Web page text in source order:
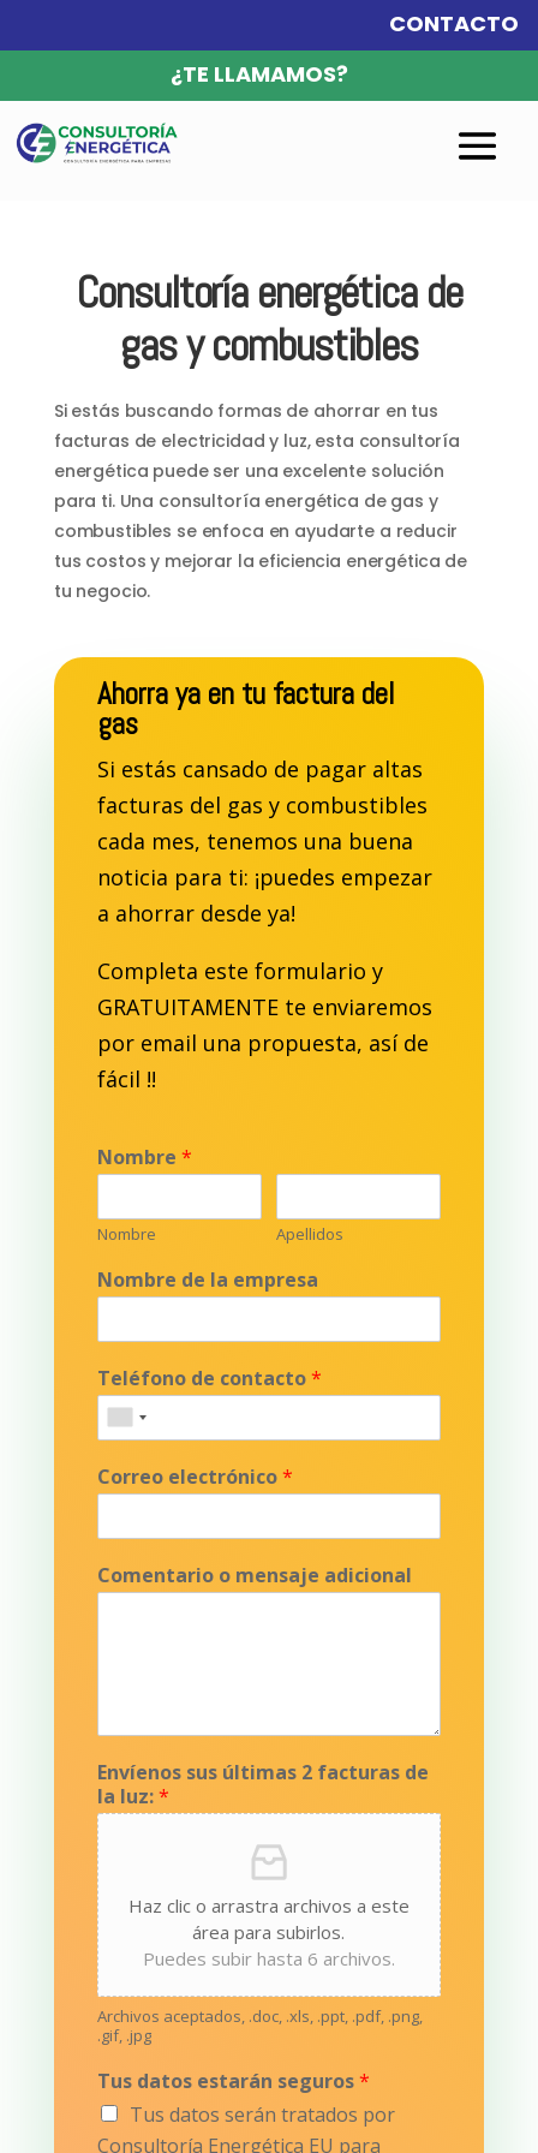
CONTACTO
¿TE LLAMAMOS?
Consultoría energética de
gas y combustibles
Si estás buscando formas de ahorrar en tus
facturas de electricidad y luz, esta consultoría
energética puede ser una excelente solución
para ti. Una consultoría energética de gas y
combustibles se enfoca en ayudarte a reducir
tus costos y mejorar la eficiencia energética de
tu negocio.
Ahorra ya en tu factura del
gas
Si estás cansado de pagar altas
facturas del gas y combustibles
cada mes, tenemos una buena
noticia para ti: ¡puedes empezar
a ahorrar desde ya!
Completa este formulario y
GRATUITAMENTE te enviaremos
por email una propuesta, así de
fácil !!
Nombre *
Nombre Apellidos
Nombre de la empresa
Teléfono de contacto*
Correo electrónico*
Comentario o mensaje adicional
Envíenos sus últimas 2 facturas de
la luz:*
Haz clic o arrastra archivos a este
área para subirlos.
Puedes subir hasta 6 archivos.
Archivos aceptados, .doc, .xls, .ppt, .pdf, .png,
.gif, .jpg
Tus datos estarán seguros*
Tus datos serán tratados por
Consultoría Energética EU para